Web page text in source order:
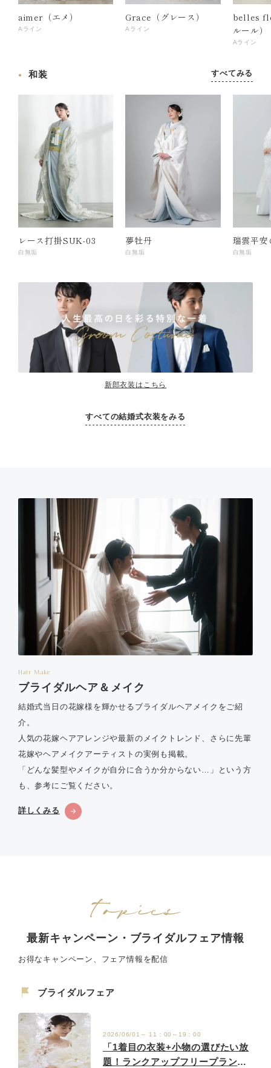
aimer（エメ）
Aライン
Grace（グレース）
Aライン
belles
ルール）
Aライン
和装 すべてみる
レース打掛SUK-03
白無垢
夢牡丹
白無垢
瑞雲平安
白無垢
新郎衣装はこちら
すべての結婚式衣装をみる
Hair Make
ブライダルヘア＆メイク
結婚式当日の花嫁様を輝かせるブライダルヘアメイクをご紹
介。
人気の花嫁ヘアアレンジや最新のメイクトレンド、さらに先輩
花嫁やヘアメイクアーティストの実例も掲載。
「どんな髪型やメイクが自分に合うか分からない…」という方
も、参考にご覧ください。
詳しくみる
最新キャンペーン・ブライダルフェア情報
お得なキャンペーン、フェア情報を配信
ブライダルフェア
2026/06/01～ 11：00～19：00
「1着目の衣装+小物の選びたい放
題！ランクアップフリープラン登